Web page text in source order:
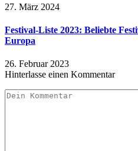
27. März 2024
Festival-Liste 2023: Beliebte
Europa
26. Februar 2023
Hinterlasse einen Kommentar